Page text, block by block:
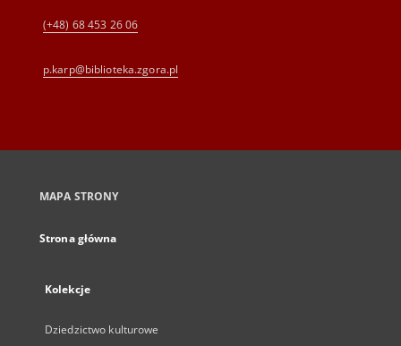
(+48) 68 453 26 06
p.karp@biblioteka.zgora.pl
MAPA STRONY
Strona główna
Kolekcje
Dziedzictwo kulturowe